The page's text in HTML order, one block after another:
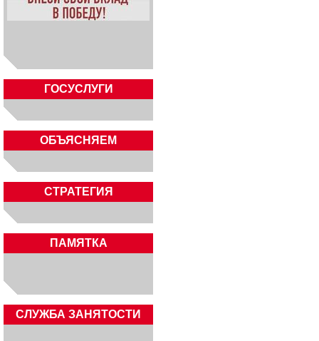
ГОСУСЛУГИ
ОБЪЯСНЯЕМ
СТРАТЕГИЯ
ПАМЯТКА
CЛУЖБА ЗАНЯТОСТИ